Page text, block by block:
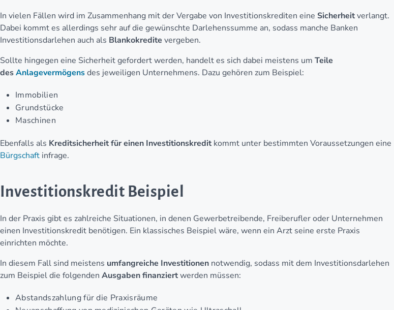
In vielen Fällen wird im Zusammenhang mit der Vergabe von Investitionskrediten eine Sicherheitverlangt.
Dabei kommt es allerdings sehr auf die gewünschte Darlehenssumme an, sodass manche Banken
Investitionsdarlehen auch als Blankokredite vergeben.
Sollte hingegen eine Sicherheit gefordert werden, handelt es sich dabei meistens um Teile
desAnlagevermögensdes jeweiligen Unternehmens. Dazu gehören zum Beispiel:
Immobilien
Grundstücke
Maschinen
Ebenfalls als Kreditsicherheit für einen Investitionskredit kommt unter bestimmten Voraussetzungen eine
Bürgschaft infrage.
Investitionskredit Beispiel
In der Praxis gibt es zahlreiche Situationen, in denen Gewerbetreibende, Freiberufler oder Unternehmen
einen Investitionskredit benötigen. Ein klassisches Beispiel wäre, wenn ein Arzt seine erste Praxis
einrichten möchte.
In diesem Fall sind meistens umfangreiche Investitionen notwendig, sodass mit dem Investitionsdarlehen
zum Beispiel die folgenden Ausgaben finanziertwerden müssen:
Abstandszahlung für die Praxisräume